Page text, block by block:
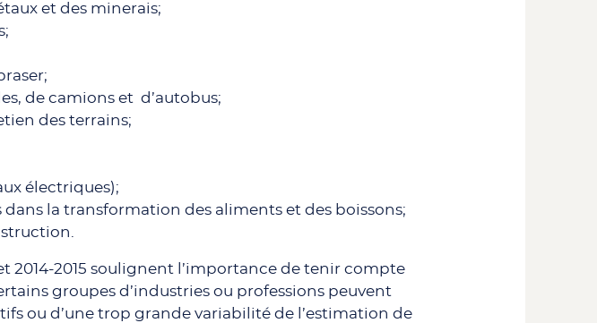
et des minerais;
de camions et d’autobus;
des terrains;
électriques);
la transformation des aliments et des boissons;
2014-2015 soulignent l’importance de tenir compte
groupes d’industries ou professions peuvent
ou d’une trop grande variabilité de l’estimation de